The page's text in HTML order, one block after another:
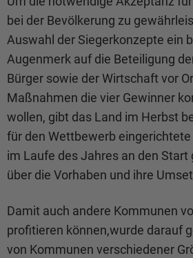
bei der Bevölkerung zu
Auswahl der Siegerkonzepte ein
Augenmerk auf die Beteiligung
Bürger sowie der Wirtschaft vor
Maßnahmen die vier Gewinner
wollen, gibt das Land im Herbst
für den Wettbewerb
im Laufe des Jahres an den Start
über die Vorhaben und ihre
Damit auch andere Kommunen
profitieren können,wurde darauf
von Kommunen verschiedener